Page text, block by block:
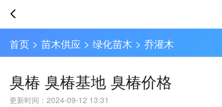
首页 >苗木供应 >绿化苗木 >乔灌木
臭椿 臭椿基地 臭椿价格
更新时间：2024-09-12 13:31